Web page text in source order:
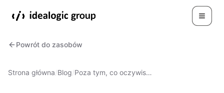
Powrót do zasobów
Strona główna/Blog/Poza tym, co oczywis…